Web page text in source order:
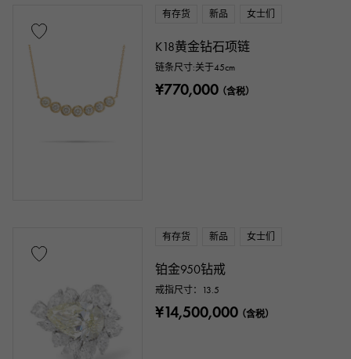
有存货 新品 女士们
K18黄金钻石项链
链条尺寸:关于45cm
¥770,000（含税）
有存货 新品 女士们
铂金950钻戒
戒指尺寸：13.5
¥14,500,000（含税）